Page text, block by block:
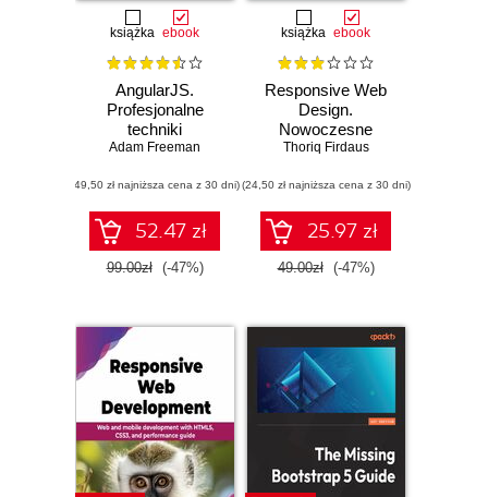
książka ebook
AngularJS.
Profesjonalne
techniki
Adam Freeman
(49,50 zł najniższa cena z 30 dni)
52.47 zł
99.00zł (-47%)
książka ebook
Responsive Web
Design.
Nowoczesne
strony WWW na
Thoriq Firdaus
(24,50 zł najniższa cena z 30 dni)
25.97 zł
49.00zł (-47%)